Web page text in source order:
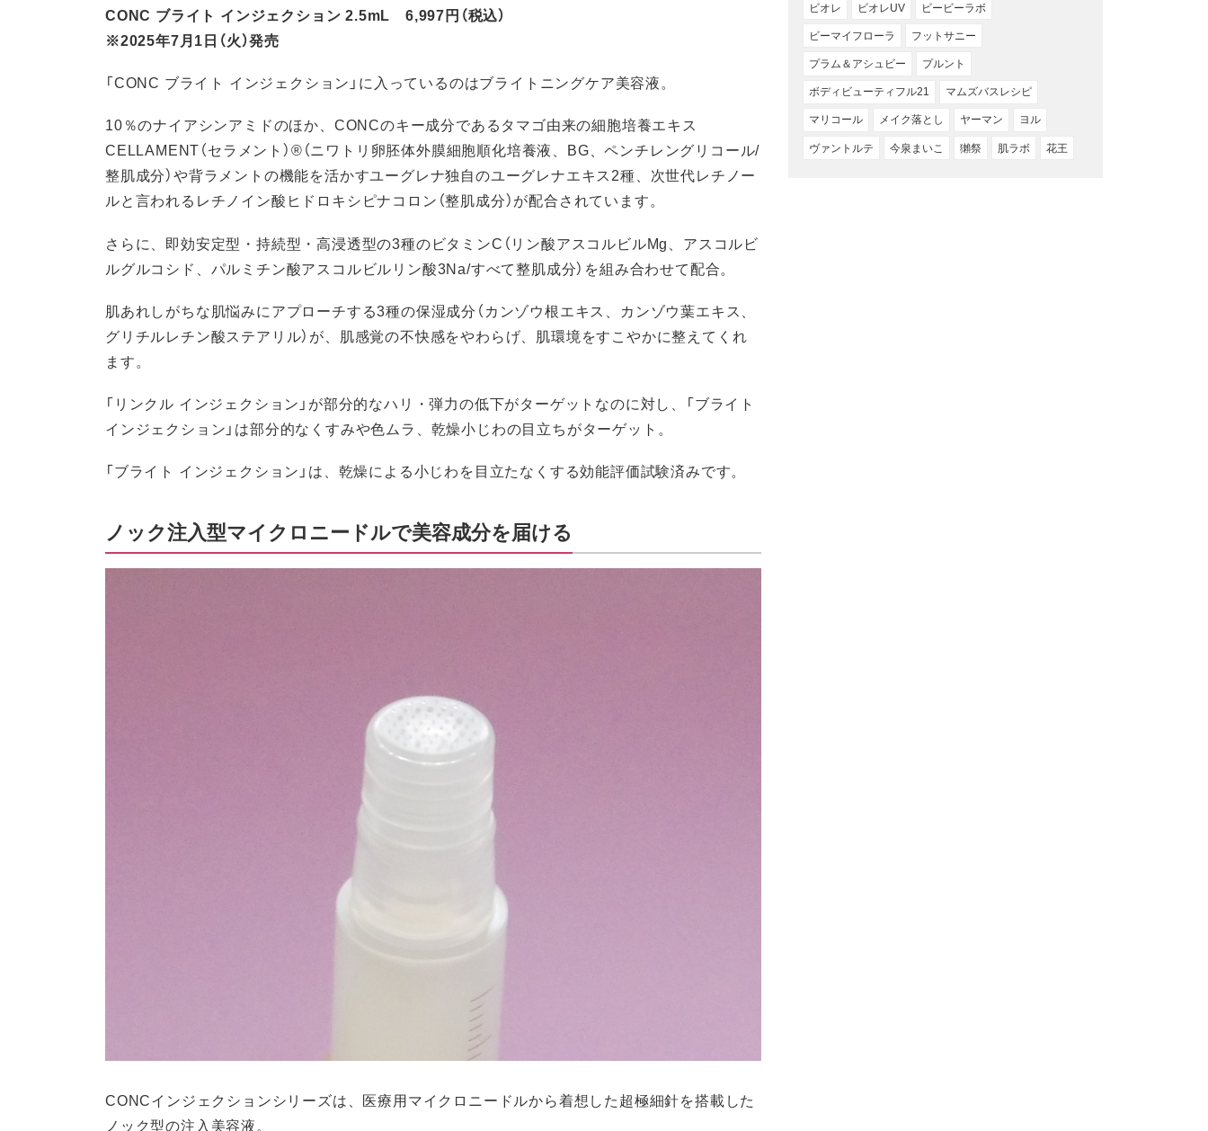
CONC ブライト インジェクション 2.5mL 6,997円（税込）
※2025年7月1日（火）発売
「CONC ブライト インジェクション」に入っているのはブライトニングケア美容液。
10％のナイアシンアミドのほか、CONCのキー成分であるタマゴ由来の細胞培養エキス
CELLAMENT（セラメント）®（ニワトリ卵胚体外膜細胞順化培養液、BG、ペンチレングリコール/
整肌成分）や背ラメントの機能を活かすユーグレナ独自のユーグレナエキス2種、次世代レチノー
ルと言われるレチノイン酸ヒドロキシピナコロン（整肌成分）が配合されています。
さらに、即効安定型・持続型・高浸透型の3種のビタミンC（リン酸アスコルビルMg、アスコルビ
ルグルコシド、パルミチン酸アスコルビルリン酸3Na/すべて整肌成分）を組み合わせて配合。
肌あれしがちな肌悩みにアプローチする3種の保湿成分（カンゾウ根エキス、カンゾウ葉エキス、
グリチルレチン酸ステアリル）が、肌感覚の不快感をやわらげ、肌環境をすこやかに整えてくれ
ます。
「リンクル インジェクション」が部分的なハリ・弾力の低下がターゲットなのに対し、「ブライト
インジェクション」は部分的なくすみや色ムラ、乾燥小じわの目立ちがターゲット。
「ブライト インジェクション」は、乾燥による小じわを目立たなくする効能評価試験済みです。
ノック注入型マイクロニードルで美容成分を届ける
CONCインジェクションシリーズは、医療用マイクロニードルから着想した超極細針を搭載した
ノック型の注入美容液。
ビオレ ビオレUV ビービーラボ
ビーマイフローラ フットサニー
プラム＆アシュビー プルント
ボディビューティフル21 マムズバスレシピ
マリコール メイク落とし ヤーマン ヨル
ヴァントルテ 今泉まいこ 獺祭 肌ラボ 花王